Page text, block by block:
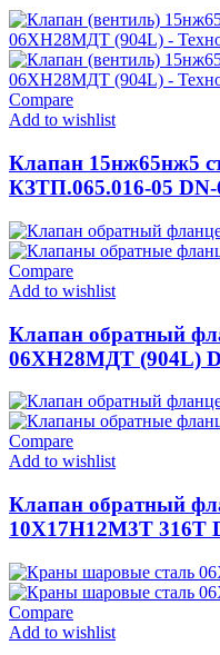
Compare
Add to wishlist
Клапан 15нж65нж5
КЗТП.065.016-05 DN-
Compare
Add to wishlist
Клапан обратный
06ХН28МДТ (904L)
Compare
Add to wishlist
Клапан обратный
10Х17Н12М3Т 316T
Compare
Add to wishlist